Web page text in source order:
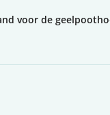
voor de